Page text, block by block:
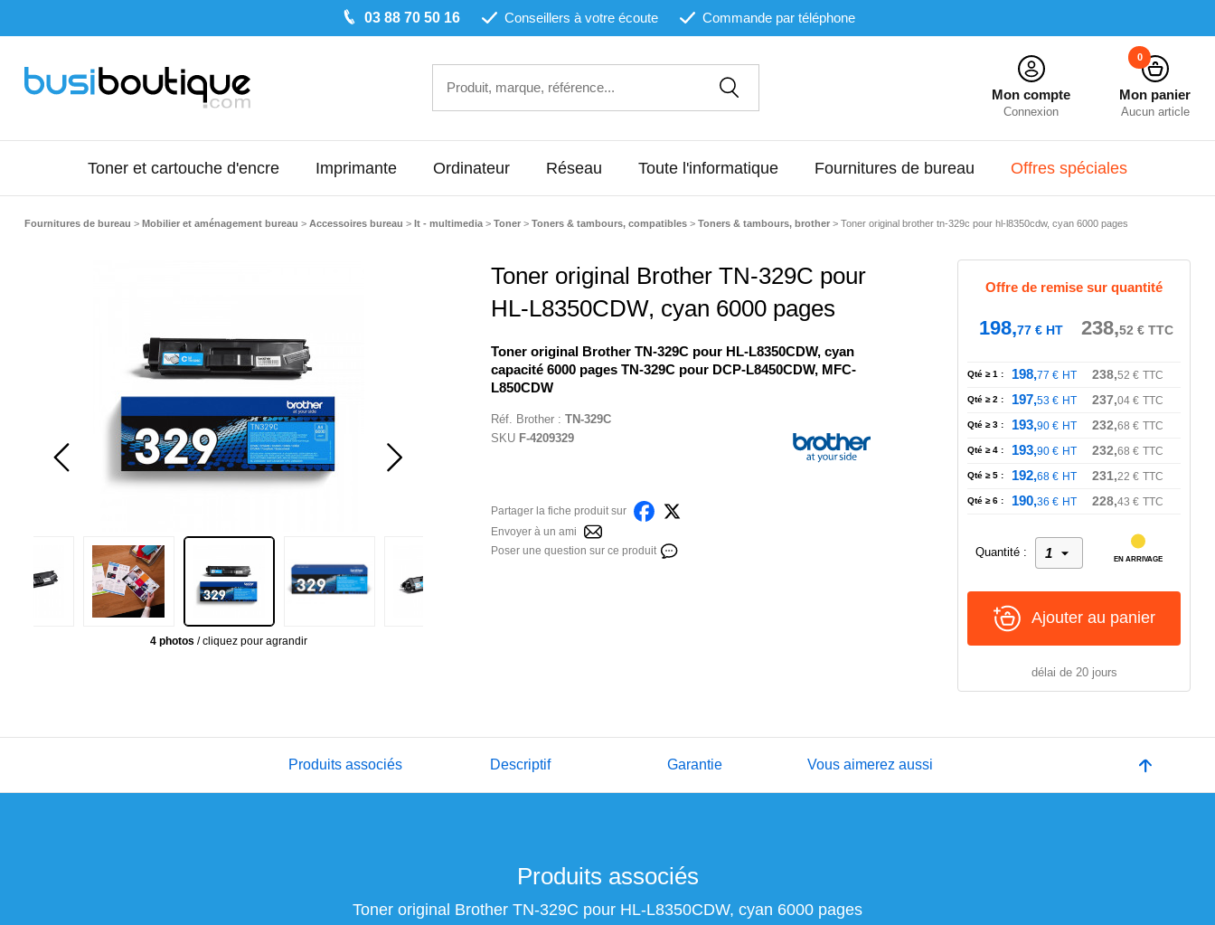
03 88 70 50 16 Conseillers à votre écoute Commande par téléphone
Mon compte
Connexion
Mon panier
Aucun article
0
Toner et cartouche d'encre Imprimante Ordinateur Réseau Toute l'informatique Fournitures de bureau Offres spéciales
Fournitures de bureau > Mobilier et aménagement bureau > Accessoires bureau > It - multimedia > Toner > Toners & tambours, compatibles > Toners & tambours, brother> Toner original brother tn-329c pour hl-l8350cdw, cyan 6000 pages
4 photos / cliquez pour agrandir
Toner original Brother TN-329C pour
HL-L8350CDW, cyan 6000 pages
Toner original Brother TN-329C pour HL-L8350CDW, cyan
capacité 6000 pages TN-329C pour DCP-L8450CDW, MFC-
L850CDW
Réf. Brother: TN-329C
SKU F-4209329
Partager la fiche produit sur
Envoyer à un ami
Poser une question sur ce produit
Offre de remise sur quantité
198,77€HT 238,52 € TTC
Qté ≥ 1 : 198,77 € HT 238,52 € TTC
Qté ≥ 2 : 197,53 € HT 237,04 € TTC
Qté ≥ 3 : 193,90 € HT 232,68 € TTC
Qté ≥ 4 : 193,90 € HT 232,68 € TTC
Qté ≥ 5 : 192,68 € HT 231,22 € TTC
Qté ≥ 6 : 190,36 € HT 228,43 € TTC
Quantité :
EN ARRIVAGE
Ajouter au panier
délai de 20 jours
Produits associés Descriptif Garantie Vous aimerez aussi
Produits associés
Toner original Brother TN-329C pour HL-L8350CDW, cyan 6000 pages